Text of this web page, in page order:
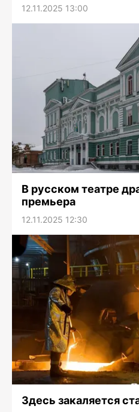
12.11.2025 13:00
В русском театре
премьера
12.11.2025 12:30
Здесь закаляется